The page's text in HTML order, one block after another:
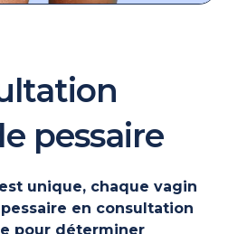
pessaire
unique, chaque vagin
pessaire en consultation
pour déterminer